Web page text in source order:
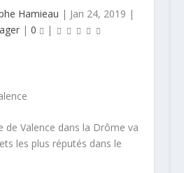
Hamieau | Jan 24, 2019 |
|0 |
de Valence dans la Drôme va
les plus réputés dans le